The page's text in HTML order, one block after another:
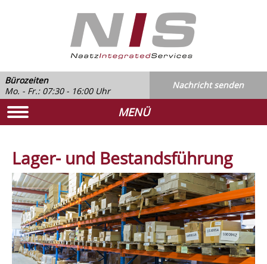
Bürozeiten
Mo. - Fr.: 07:30 - 16:00 Uhr
Nachricht senden
MENÜ
Lager- und Bestandsführung